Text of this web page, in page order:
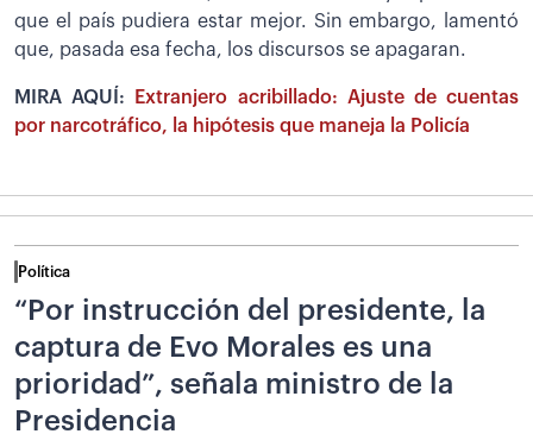
que el país pudiera estar mejor. Sin embargo, lamentó
que, pasada esa fecha, los discursos se apagaran.
MIRA AQUÍ:
Extranjero acribillado: Ajuste de cuentas
por narcotráfico, la hipótesis que maneja la Policía
Política
“Por instrucción del presidente, la
captura de Evo Morales es una
prioridad”, señala ministro de la
Presidencia